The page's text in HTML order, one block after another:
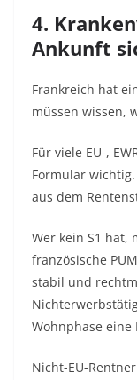
4.
Ankunft
Frankreich hat
müssen wissen,
Für viele EU-,
Formular
aus dem
Wer kein S1 hat,
französische
stabil und
Wohnphase eine
Nicht-EU-